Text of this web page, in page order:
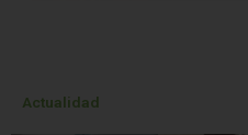
Actualidad